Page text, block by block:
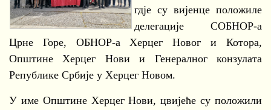
гдје су вијенце положиле
делегације СОБНОР-а
Црне Горе, ОБНОР-а Херцег Новог и Котора,
Општине Херцег Нови и Генералног конзулата
Републике Србије у Херцег Новом.
У име Општине Херцег Нови, цвијеће су положили